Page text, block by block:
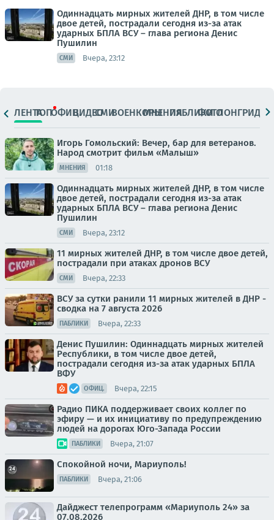
Одиннадцать мирных жителей ДНР, в том числе
двое детей, пострадали сегодня из-за атак
ударных БПЛА ВСУ – глава региона Денис
Пушилин
СМИ Вчера, 23:12
ЛЕНТАТОПОФИЦ.ВИДЕОСМИВОЕНКОРЫМНЕНИЯПАБЛИКИ
ФОТОЛОНГРИДЫ
Игорь Гомольский: Вечер, бар для ветеранов.
Народ смотрит фильм «Малыш»
МНЕНИЯ 01:18
Одиннадцать мирных жителей ДНР, в том числе
двое детей, пострадали сегодня из-за атак
ударных БПЛА ВСУ – глава региона Денис
Пушилин
СМИ Вчера, 23:12
11 мирных жителей ДНР, в том числе двое детей,
пострадали при атаках дронов ВСУ
СМИ Вчера, 22:33
ВСУ за сутки ранили 11 мирных жителей в ДНР -
сводка на 7 августа 2026
ПАБЛИКИ Вчера, 22:33
Денис Пушилин: Одиннадцать мирных жителей
Республики, в том числе двое детей,
пострадали сегодня из-за атак ударных БПЛА
ВФУ
ОФИЦ. Вчера, 22:15
Радио ПИКА поддерживает своих коллег по
эфиру — и их инициативу по предупреждению
людей на дорогах Юго-Запада России
ПАБЛИКИ Вчера, 21:07
Спокойной ночи, Мариуполь!
ПАБЛИКИ Вчера, 21:06
Дайджест телепрограмм «Мариуполь 24» за
07.08.2026